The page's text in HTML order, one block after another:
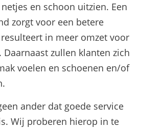
en schoon uitzien. Een
zorgt voor een betere
in meer omzet voor
zullen klanten zich
voelen en schoenen en/of
ander dat goede service
Wij proberen hierop in te